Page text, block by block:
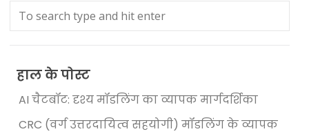
हाल के पोस्ट
AI चैटबॉट: दृश्य मॉडलिंग का व्यापक मार्गदर्शिका
CRC (वर्ग उत्तरदायित्व सहयोगी) मॉडलिंग के व्यापक